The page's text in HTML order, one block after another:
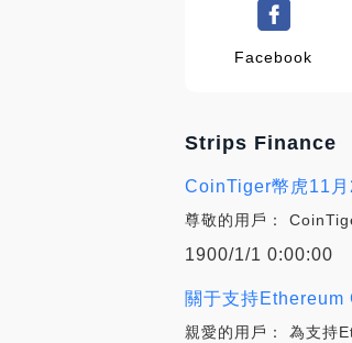
Facebook
Strips Finance
CoinTiger幣虎11
尊敬的用戶：
1900/1/1 0:00:00
關于支持
親愛的用戶： 為支持